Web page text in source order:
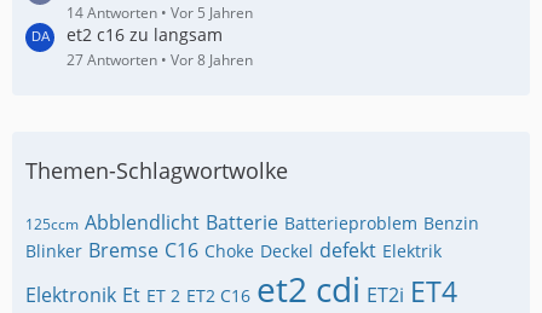
14 Antworten Vor 5 Jahren
et2 c16 zu langsam
27 Antworten Vor 8 Jahren
Themen-Schlagwortwolke
125ccm Abblendlicht Batterie Batterieproblem Benzin
Blinker Bremse C16 Choke Deckel defekt Elektrik
Elektronik Et ET 2 ET2 C16 et2 cdi ET2i ET4